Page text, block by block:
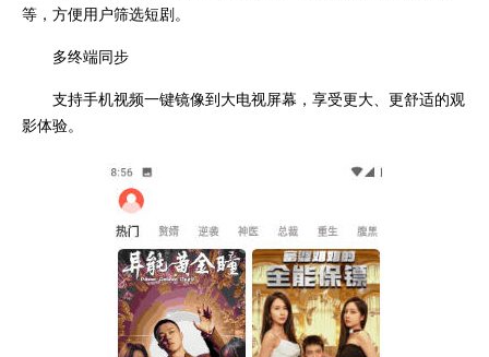
等，方便用户筛选短剧。
多终端同步
支持手机视频一键镜像到大电视屏幕，享受更大、更舒适的观
影体验。